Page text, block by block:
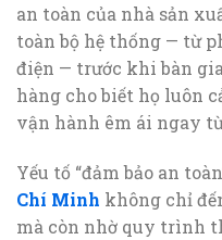
an toàn của nhà sản
toàn bộ hệ thống — từ
điện — trước khi bàn
hàng cho biết họ luôn
vận hành êm ái ngay
Yếu tố “đảm bảo an
Chí Minh không chỉ
mà còn nhờ quy trình